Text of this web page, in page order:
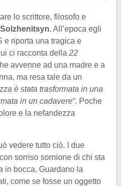
lo scrittore, filosofo e
. All’epoca egli
e riporta una tragica e
ci racconta della 22
avvenne ad una madre e a
ma resa tale da un
è stata trasformata in una
in un cadavere“. Poche
e la nefandezza
vedere tutto ciò. I due
sorriso sornione di chi sta
in bocca. Guardano la
come se fosse un oggetto